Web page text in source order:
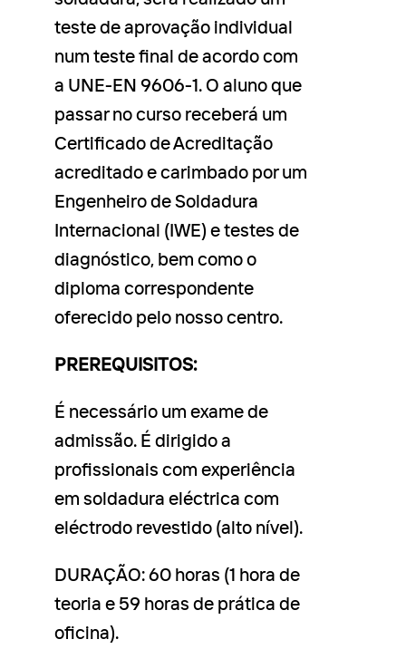
teste de aprovação individual
num teste final de acordo com
a UNE-EN 9606-1. O aluno que
passar no curso receberá um
Certificado de Acreditação
acreditado e carimbado por um
Engenheiro de Soldadura
Internacional (IWE) e testes de
diagnóstico, bem como o
diploma correspondente
oferecido pelo nosso centro.
PREREQUISITOS:
É necessário um exame de
admissão. É dirigido a
profissionais com experiência
em soldadura eléctrica com
eléctrodo revestido (alto nível).
DURAÇÃO: 60 horas (1 hora de
teoria e 59 horas de prática de
oficina).